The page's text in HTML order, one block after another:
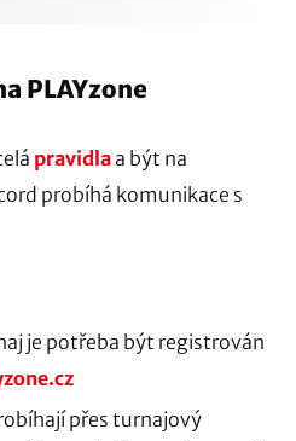
PLAYzone
pravidlaa být na
probíhá komunikace s
je potřeba být registrován
přes turnajový